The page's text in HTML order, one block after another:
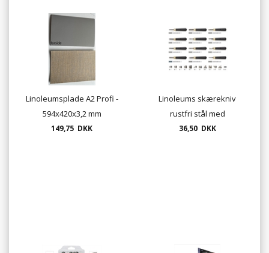
Linoleumsplade A2 Profi -
594x420x3,2 mm
149,75 DKK
Linoleums skærekniv
rustfri stål med
træhåndtag
36,50 DKK